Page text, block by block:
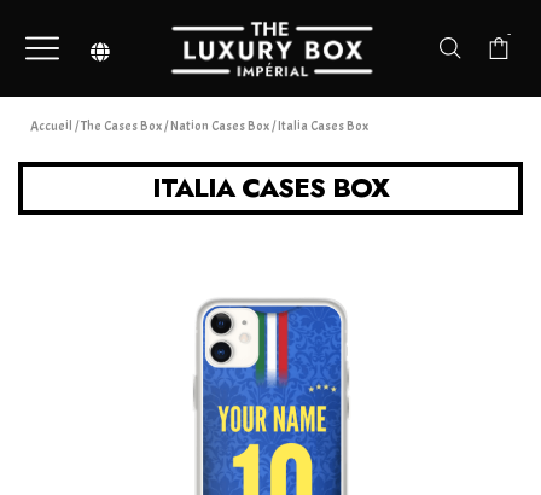
-
Accueil /The Cases Box/Nation Cases Box/ Italia Cases Box
ITALIA CASES BOX